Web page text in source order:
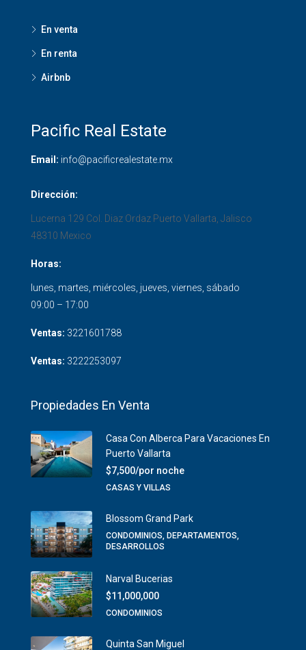
En venta
En renta
Airbnb
Pacific Real Estate
Email: info@pacificrealestate.mx
Dirección:
Lucerna 129 Col. Diaz Ordaz Puerto Vallarta Jalisco
48310 Mexico
Horas:
lunes, martes, miércoles, jueves, viernes, sábado
09:00 – 17:00
Ventas: 3221601788
Ventas: 3222253097
Propiedades En Venta
Casa Con Alberca Para Vacaciones En
Puerto Vallarta
$7,500/por noche
CASAS Y VILLAS
Blossom Grand Park
CONDOMINIOS, DEPARTAMENTOS,
DESARROLLOS
Narval Bucerias
$11,000,000
CONDOMINIOS
Quinta San Miguel